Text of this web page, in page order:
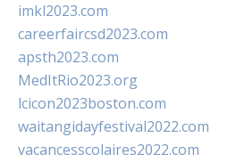
imkl2023.com
careerfaircsd2023.com
apsth2023.com
MedItRio2023.org
lcicon2023boston.com
waitangidayfestival2022.com
vacancesscolaires2022.com